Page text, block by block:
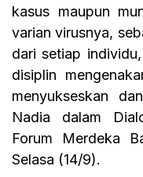
kasus maupun
varian virusnya,
dari setiap
disiplin
menyukseskan
Nadia dalam
Forum Merdeka
Selasa (14/9).